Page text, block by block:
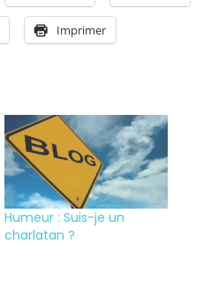
Imprimer
Humeur : Suis-je un
charlatan ?